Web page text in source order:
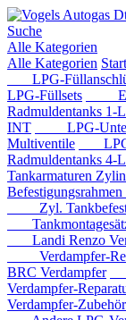
Suche
Alle Kategorien
Alle Kategorien
LPG-
LPG-Füllsets
Radmuldentanks 1-
INT
LPG-
Multiventile
LPG-
Radmuldentanks 4-
Tankarmaturen
Zyl.
Landi Renzo
Verdampfer-
BRC Verdampfer
Verdampfer-
Verdampfer-